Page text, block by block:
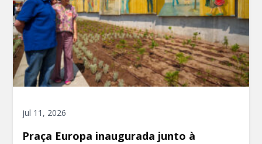
jul 11, 2026
Praça Europa inaugurada junto à